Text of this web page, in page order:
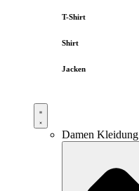
T-Shirt
Shirt
Jacken
Damen Kleidung